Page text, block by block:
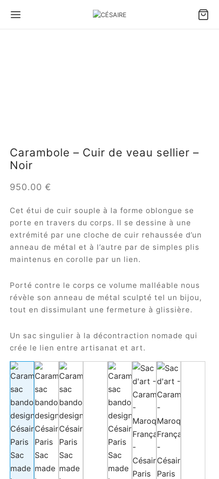
Carambole – Cuir de veau sellier –
Noir
950.00 €
Cet étui de cuir souple à la forme oblongue se
porte en travers du corps. Il se dessine à une
extrémité par une cloche de cuir rehaussée d’un
anneau de métal et à l’autre par de simples plis
maintenus en corolle par un lien.
Porté contre le corps ce volume malléable nous
révèle son anneau de métal sculpté tel un bijou,
tout en dissimulant une fermeture à glissière.
Un sac singulier à la décontraction nomade qui
crée le lien entre artisanat et art.